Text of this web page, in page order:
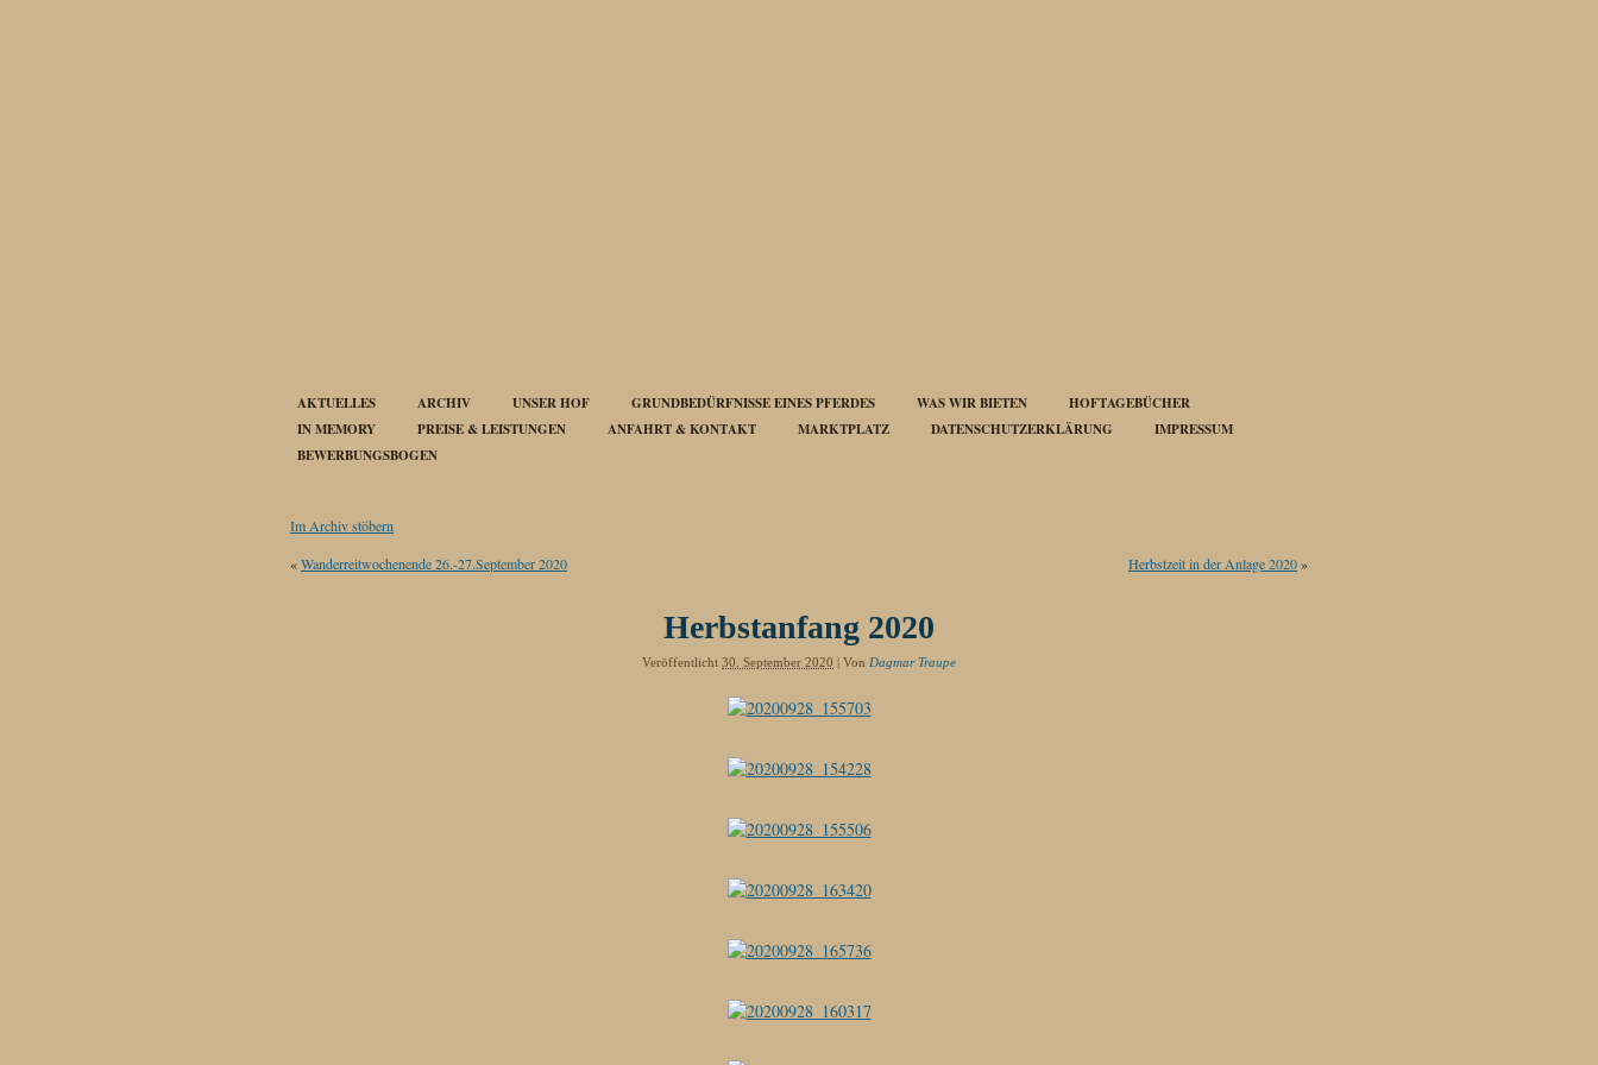
AKTUELLES ARCHIV UNSER HOF GRUNDBEDÜRFNISSE EINES PFERDES WAS WIR BIETEN
HOFTAGEBÜCHER
IN MEMORY
PREISE & LEISTUNGEN ANFAHRT & KONTAKT MARKTPLATZ DATENSCHUTZERKLÄRUNG
IMPRESSUM
BEWERBUNGSBOGEN
Im Archiv stöbern
«Wanderreitwochenende 26.-27.September 2020 Herbstzeit in der Anlage 2020»
Herbstanfang 2020
Veröffentlicht 30. September 2020 | Von Dagmar Traupe